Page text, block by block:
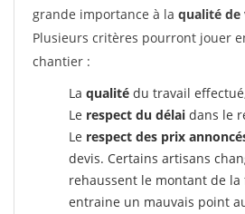
grande importance à la qualité de
Plusieurs critères pourront jouer
chantier :
La qualité du travail
Le respect du délai dans le
Le respect des prix
devis. Certains artisans
rehaussent le montant de la
entraine un mauvais point